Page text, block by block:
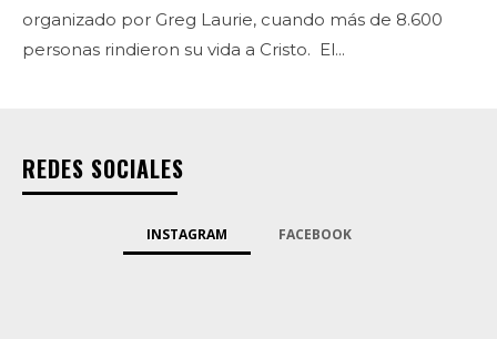
organizado por Greg Laurie, cuando más de 8.600
personas rindieron su vida a Cristo. El...
REDES SOCIALES
INSTAGRAM FACEBOOK